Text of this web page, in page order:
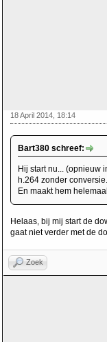
18 April 2014, 18:14
Bart380 schreef:
Hij start nu... (opnieuw
h.264 zonder
En maakt hem
Helaas, bij mij start de
gaat niet verder met de
Zoek